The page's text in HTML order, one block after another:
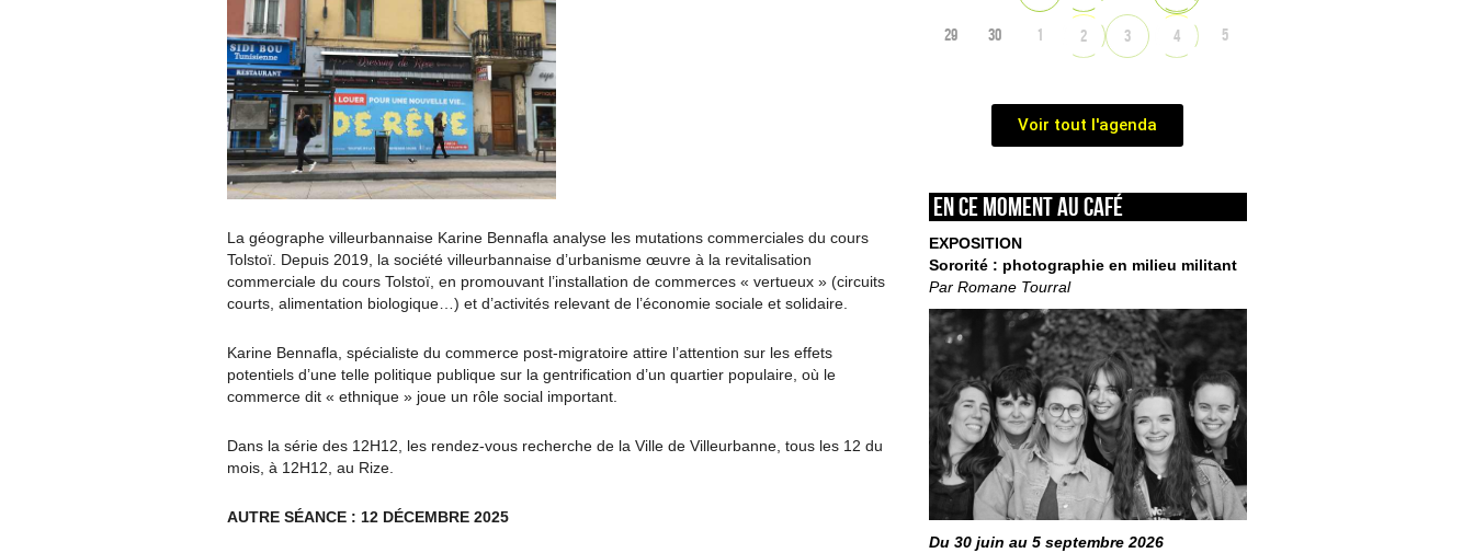
La géographe villeurbannaise Karine Bennafla analyse les mutations commerciales du cours
Tolstoï. Depuis 2019, la société villeurbannaise d’urbanisme œuvre à la revitalisation
commerciale du cours Tolstoï, en promouvant l’installation de commerces « vertueux » (circuits
courts, alimentation biologique…) et d’activités relevant de l’économie sociale et solidaire.
Karine Bennafla, spécialiste du commerce post-migratoire attire l’attention sur les effets
potentiels d’une telle politique publique sur la gentrification d’un quartier populaire, où le
commerce dit « ethnique » joue un rôle social important.
Dans la série des 12H12, les rendez-vous recherche de la Ville de Villeurbanne, tous les 12 du
mois, à 12H12, au Rize.
AUTRE SÉANCE : 12 DÉCEMBRE 2025
29 30 1 2 3 4 5
Voir tout l'agenda
En ce moment au café
EXPOSITION
Sororité : photographie en milieu militant
Par Romane Tourral
Du 30 juin au 5 septembre 2026